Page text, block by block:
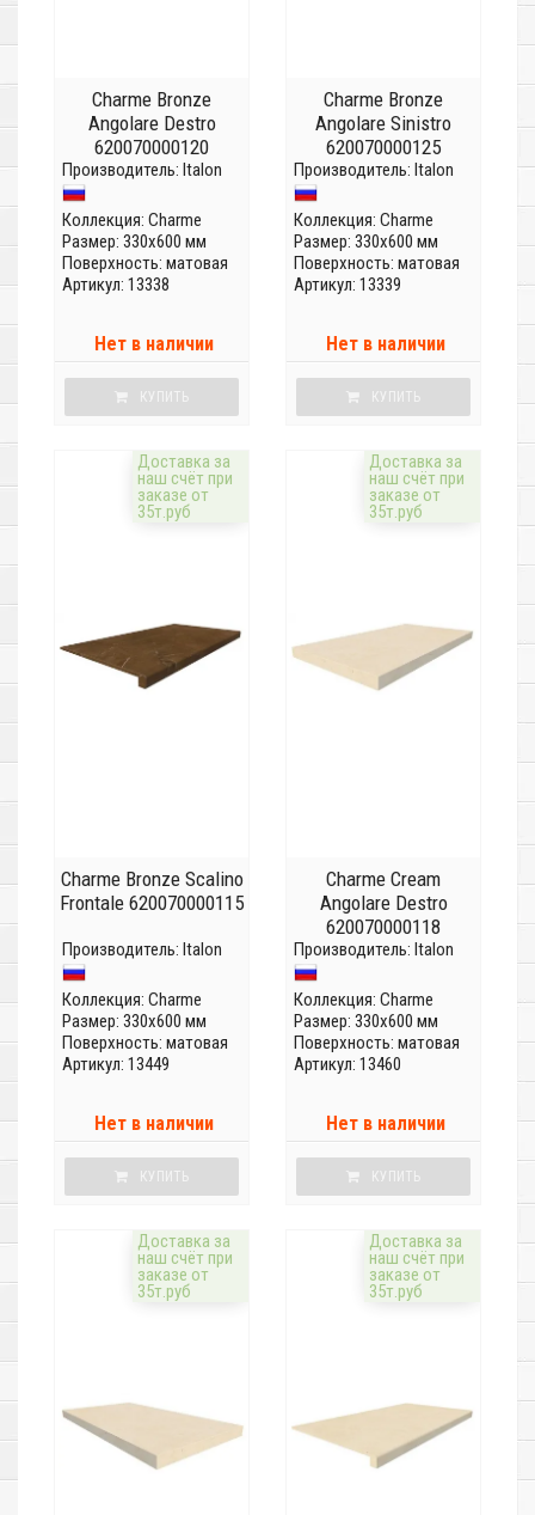
Charme Bronze
Angolare Destro
620070000120
Производитель: Italon
Коллекция: Charme
Размер: 330x600 мм
Поверхность: матовая
Артикул: 13338
Нет в наличии
КУПИТЬ
Charme Bronze
Angolare Sinistro
620070000125
Производитель: Italon
Коллекция: Charme
Размер: 330x600 мм
Поверхность: матовая
Артикул: 13339
Нет в наличии
КУПИТЬ
Доставка за
наш счёт при
заказе от
35т.руб
Charme Bronze Scalino
Frontale 620070000115
Производитель: Italon
Коллекция: Charme
Размер: 330x600 мм
Поверхность: матовая
Артикул: 13449
Нет в наличии
КУПИТЬ
Доставка за
наш счёт при
заказе от
35т.руб
Charme Cream
Angolare Destro
620070000118
Производитель: Italon
Коллекция: Charme
Размер: 330x600 мм
Поверхность: матовая
Артикул: 13460
Нет в наличии
КУПИТЬ
Доставка за
наш счёт при
заказе от
35т.руб
Доставка за
наш счёт при
заказе от
35т.руб